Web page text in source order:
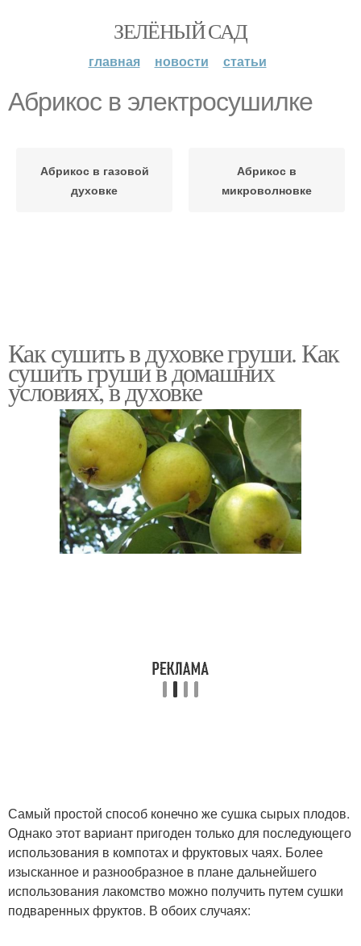
ЗЕЛЁНЫЙ САД
главная новости статьи
Абрикос в электросушилке
Абрикос в газовой
духовке
Абрикос в
микроволновке
Как сушить в духовке груши. Как
сушить груши в домашних
условиях, в духовке
Самый простой способ конечно же сушка сырых плодов.
Однако этот вариант пригоден только для последующего
использования в компотах и фруктовых чаях. Более
изысканное и разнообразное в плане дальнейшего
использования лакомство можно получить путем сушки
подваренных фруктов. В обоих случаях: